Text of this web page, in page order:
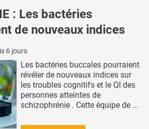
: Les bactéries
de nouveaux indices
6 jours
Les bactéries buccales pourraient
révéler de nouveaux indices sur
les troubles cognitifs et le QI des
personnes atteintes de
schizophrénie . Cette équipe de ...